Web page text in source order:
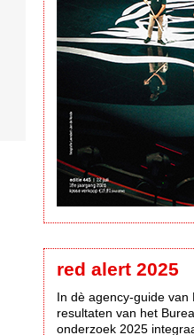
red alert 2025
In dè agency-guide van
resultaten van het
onderzoek 2025